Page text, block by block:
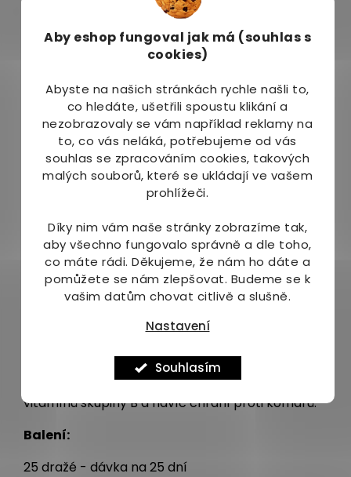
Aby eshop fungoval jak má (souhlas s
cookies)
Abyste na našich stránkách rychle našli to,
co hledáte, ušetřili spoustu klikání a
nezobrazovaly se vám například reklamy na
to, co vás neláká, potřebujeme od vás
souhlas se zpracováním cookies, takových
malých souborů, které se ukládají ve vašem
prohlížeči.
Díky nim vám naše stránky zobrazíme tak,
aby všechno fungovalo správně a dle toho,
co máte rádi. Děkujeme, že nám ho dáte a
pomůžete se nám zlepšovat. Budeme se k
vašim datům chovat citlivě a slušně.
Nastavení
Souhlasím
Vitamin B1 - thiamin mononitrát - 98,7 mg (8973
%*), Vitamin B3 - nikotinamid - 50 mg (278 %*),
Vitamin B5 - panthotenan vápenatý - 40 mg
(613 %*),Vitamin B6 - pyridoxin hydrochlorid -
12,12 mg (500 %*), Vitamin B2 - riboflavin - 10,2 mg
(625 %*), Vitamin B9 - kyselina listová - 0,4 mg
(200 %*), Vitamin B7 - biotin - 0,03 mg (60 %*),
Vitamin B12 - kyanokobalamin - 0,01 mg (400 %*).
*RHP- referenční hodnota příjmu
Přídatné látky:
vápenatý, arabská guma, kroskarmelosa,
protispékavé látky: stearan hořečnatý, talek,
makrogol, barviva: uhličitan vápenatý, oxidy
železa, leštidla: ethylcelulosa, šelak.
dovolenou, při sport. Vhodné pro užívání v
období květen až září. Pokrývá denní spotřebu
vitamínů skupiny B a navíc chrání proti komárů.
Balení:
25 dražé - dávka na 25 dní